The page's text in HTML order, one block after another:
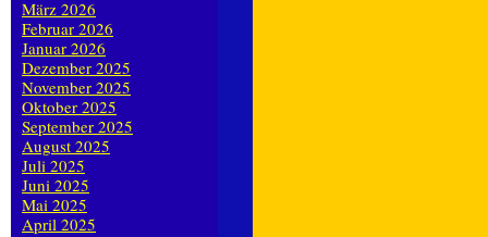
März 2026
Februar 2026
Januar 2026
Dezember 2025
November 2025
Oktober 2025
September 2025
August 2025
Juli 2025
Juni 2025
Mai 2025
April 2025